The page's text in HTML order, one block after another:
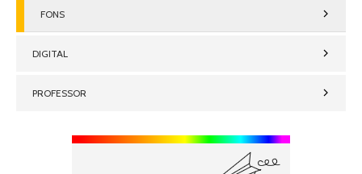
FONS
DIGITAL
PROFESSOR